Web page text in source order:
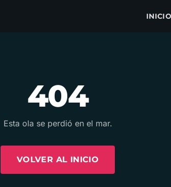
404
Esta ola se perdió en el mar.
VOLVER AL INICIO